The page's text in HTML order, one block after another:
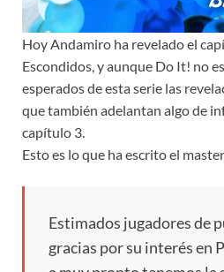
Hoy Andamiro ha revelado el
Escondidos, y aunque Do It! no
esperados de esta serie las
que también adelantan algo de
capítulo 3.
Esto es lo que ha escrito el
Estimados jugadores de
gracias por su interés en